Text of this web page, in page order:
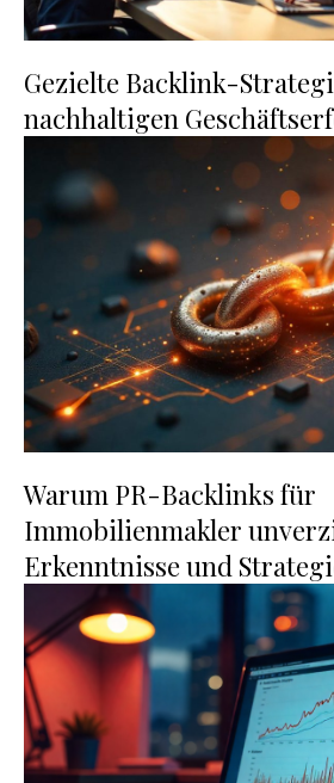
Gezielte Backlink-
nachhaltigen
Warum PR-Backlinks für
Immobilienmakler
Erkenntnisse und